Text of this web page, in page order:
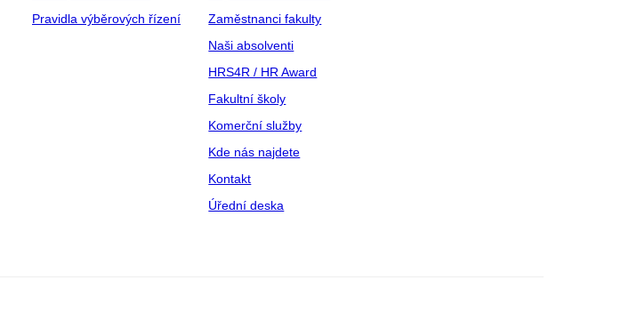
Pravidla výběrových řízení
Zaměstnanci fakulty
Naši absolventi
HRS4R / HR Award
Fakultní školy
Komerční služby
Kde nás najdete
Kontakt
Úřední deska